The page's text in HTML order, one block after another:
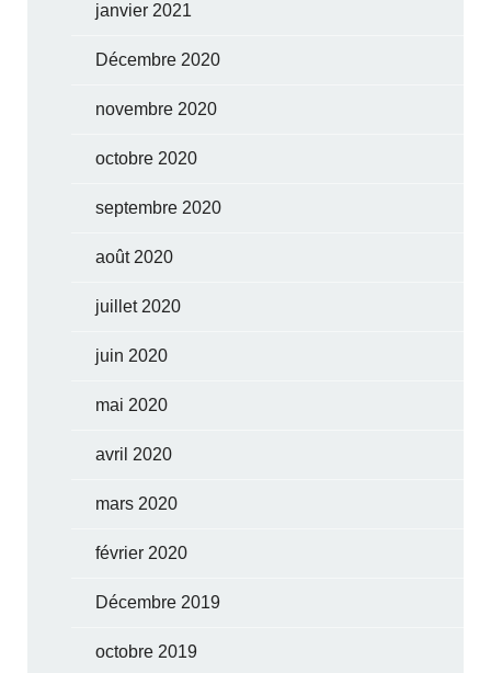
janvier 2021
Décembre 2020
novembre 2020
octobre 2020
septembre 2020
août 2020
juillet 2020
juin 2020
mai 2020
avril 2020
mars 2020
février 2020
Décembre 2019
octobre 2019